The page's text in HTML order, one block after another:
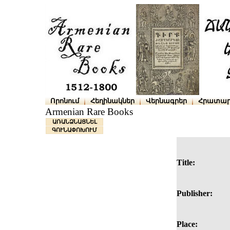
Որոնում Հեղինակներ Վերնագրեր
Armenian Rare Books
ԱՌԱՆՁՆԱՑՆԵԼ
ԳՈՒՆԱՓՈԽՈՒՄ
Title:
Publisher:
Place: